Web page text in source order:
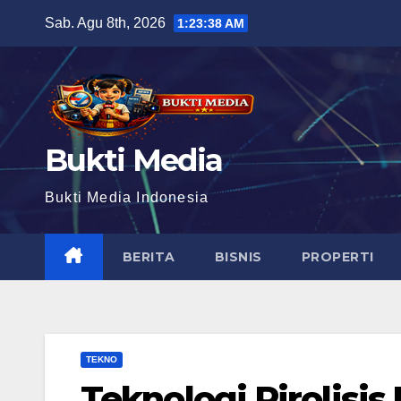
Sab. Agu 8th, 2026 1:23:40 AM
Bukti Media
Bukti Media Indonesia
BERITA BISNIS PROPERTI
TEKNO